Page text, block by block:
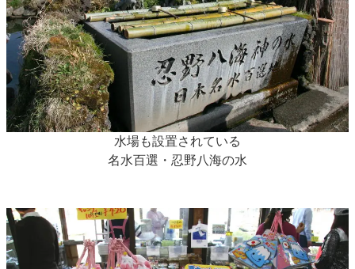
水場も設置されている
名水百選・忍野八海の水